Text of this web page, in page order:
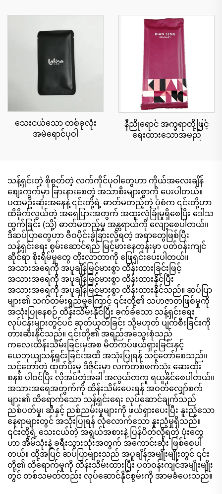
သေးငယ်သော တစ်ခုလုံး
အမဲရောင်ပုဝါ
နီညိုရောင် အက္ခရာတို့ဖြင့်
ရေးထားသောအမည်
သန့်ရှင်းတဲ့ စိုစွတ်တဲ့ လက်ကိုင်ပုဝါတွေဟာ ကိုယ်အလေးချိန်
စျေးကွက်မှာ ခြားနားစေတဲ့ အသာစီးများစွာကို ပေးပါတယ်။
ပထမဦးဆုံးအနေနဲ့ ၎င်းတို့ရဲ့ ဓာတ်မတည့်တဲ့ ပုံစံက ၎င်းတို့ဟာ
ထိခိုက်လွယ်တဲ့ အရေပြားအတွက် အထူးလုံခြုံမှုရှိစေပြီး ဒေါသ
ထွက်ခြင်း (သို့) ဓာတ်မတည့်မှု အန္တရာယ်ကို လျော့စေပါတယ်။
ဒီဆပ်ပြာတွေဟာ ဇီဝပိုင်းခွဲခြားလို့ရတဲ့ အရာတွေဖြစ်ပြီး
သန့်ရှင်းရေး စွမ်းဆောင်ရည် မြင့်မားနေတုန်းမှာ ပတ်ဝန်းကျင်
ဆိုင်ရာ စိုးရိမ်မှုတွေ တိုးလာတာကို ဖြေရှင်းပေးပါတယ်။
အသားအရေကို အပူချိန်မြင့်မားစွာ ထိန်းထားခြင်းဖြင့်
အသားအရေကို အပူချိန်မြင့်မားစွာ ထိန်းထားနိုင်ပြီး
အသားအရေကို အပူချိန်မြင့်မားစွာ ထိန်းထားနိုင်သည်။ ဆပ်ပြာ
များ၏ သက်တမ်းရှည်မှုကြောင့် ၎င်းတို့၏ သဟဇာတဖြစ်မှုကို
အသုံးပြုနေစဉ် ထိန်းသိမ်းနိုင်ပြီး ခက်ခဲသော သန့်ရှင်းရေး
လုပ်ငန်းများတွင်ပင် ဆုတ်ယုတ်ခြင်း သို့မဟုတ် ပျက်စီးခြင်းကို
တားဆီးနိုင်သည်။ ၎င်းတို့၏ အရည်အသွေးစုံသည်
ကလေးထိန်းသိမ်းခြင်းမှအစ မိတ်ကပ်ဖယ်ရှားခြင်းနှင့်
ယေဘုယျသန့်ရှင်းခြင်းအထိ အသုံးပြုရန် သင့်တော်စေသည်။
သင့်တော်တဲ့ ထုတ်ပိုးမှု ဒီဇိုင်းမှာ လက်တစ်ဖက်သုံး ဆေးထိုး
စနစ် ပါဝင်ပြီး လိုအပ်တဲ့အခါ အလွယ်တကူ ရယူနိုင်စေပါတယ်။
အသားအရေအတွက်ကို ထိန်းသိမ်းပေးရန် အဝတ်လျှော်စက်
များ၏ ထိရောက်သော သန့်ရှင်းရေး လုပ်ဆောင်ချက်သည်
ညစ်ပတ်မှု၊ ဆီနှင့် ညစ်ညမ်းမှုများကို ဖယ်ရှားပေးပြီး နူးညံ့သော
နေရာများတွင် အသုံးပြုရန် လုံလောက်သော နူးညံ့မှုရှိသည်။
၎င်းတို့ရဲ့ သေးငယ်တဲ့ အရွယ်အစားနဲ့ ပြန်ပိတ်လို့ရတဲ့ ပုံးတွေ
ဟာ အိမ်သုံးနဲ့ ခရီးသွားသုံးအတွက် အကောင်းဆုံး ဖြစ်စေပါ
တယ်။ ထို့အပြင် ဆပ်ပြာများသည် အပူချိန်အမျိုးမျိုးတွင် ၎င်း
တို့၏ ထိရောက်မှုကို ထိန်းသိမ်းထားပြီး ပတ်ဝန်းကျင်အမျိုးမျိုး
တွင် တစ်သမတ်တည်း လုပ်ဆောင်နိုင်စွမ်းကို အာမခံပေးသည်။